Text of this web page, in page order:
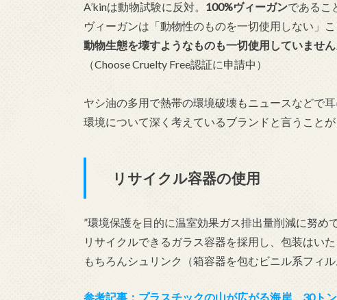
A’kinは動物試験に反対。 100%ヴィーガンであるこ
ヴィーガンは「動物性のものを一切使用しない」こ
動物生態を壊すようなものも一切使用していません
（Choose Cruelty Free認証に申請中）
ヤシ油の多用で熱帯の環境破壊もニュースなどで耳
環境について深く考えているブランドと言うこと
リサイクル容器の使用
”環境保護を目的に温室効果ガス排出量削減に努め
リサイクルできるガラス容器を採用し、包装はいた
もちろんシュリンク（箱容器を包むビニル系フィル
参考記事：プラスチックの山が広がる海岸、30ト